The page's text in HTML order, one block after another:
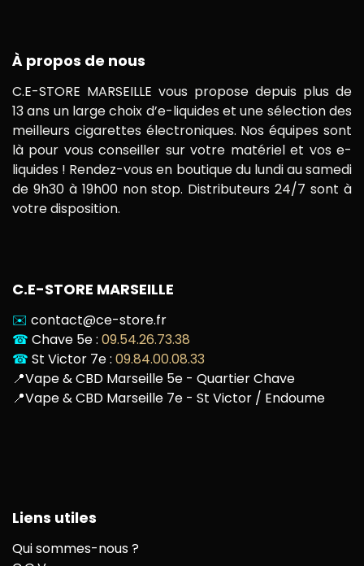
À propos de nous
C.E-STORE MARSEILLE vous propose depuis plus de
13 ans un large choix d’e-liquides et une sélection des
meilleurs cigarettes électroniques. Nos équipes sont
là pour vous conseiller sur votre matériel et vos e-
liquides ! Rendez-vous en boutique du lundi au samedi
de 9h30 à 19h00 non stop. Distributeurs 24/7 sont à
votre disposition.
C.E-STORE MARSEILLE
✉️ contact@ce-store.fr
☎ Chave 5e : 09.54.26.73.38
☎ St Victor 7e : 09.84.00.08.33
📍Vape & CBD Marseille 5e - Quartier Chave
📍Vape & CBD Marseille 7e - St Victor / Endoume
Liens utiles
Qui sommes-nous ?